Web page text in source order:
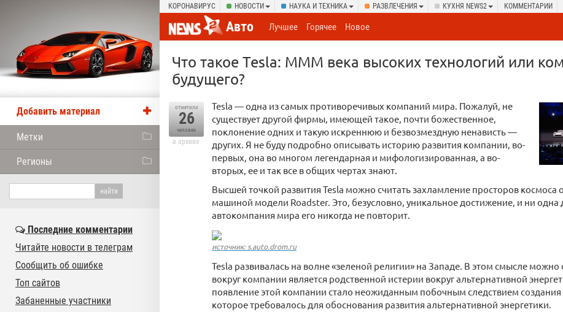
КОРОНАВИРУС НОВОСТИ НАУКА И ТЕХНИКА РАЗВЛЕЧЕНИЯ КУХНЯ NEWS2 КОММЕНТАРИИ
Авто Лучшее Горячее Новое
Что такое Tesla: MMM века высоких технологий или
будущего?
отметили
26
человек
в архиве
Tesla — одна из самых противоречивых компаний мира. Пожалуй, не
существует другой фирмы, имеющей такое, почти божественное,
поклонение одних и такую искреннюю и безвозмездную ненависть —
других. Я не буду подробно описывать историю развития компании, во-
первых, она во многом легендарная и мифологизированная, а во-
вторых, ее и так все в общих чертах знают.
Высшей точкой развития Tesla можно считать захламление просторов космоса
машиной модели Roadster. Это, безусловно, уникальное достижение, и ни одна
автокомпания мира его никогда не повторит.
источник: s.auto.drom.ru
Tesla развивалась на волне «зеленой религии» на Западе. В этом смысле можно
вокруг компании является родственной истерии вокруг альтернативной
появление этой компании стало неожиданным побочным следствием создания
которое требовалось для обоснования развития альтернативной энергетики.
Добавить материал
Метки
Регионы
Последние комментарии
Читайте новости в телеграм
Сообщить об ошибке
Топ сайтов
Забаненные участники